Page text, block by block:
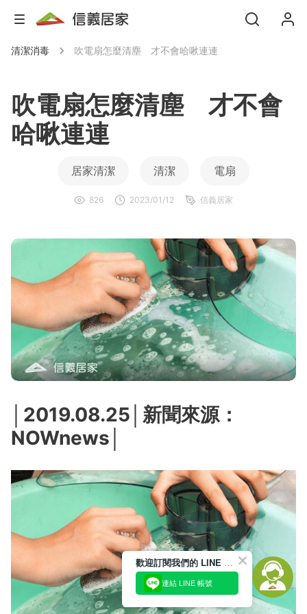
清潔消毒 吹電扇怎麼清塵 才不會哈啾連連
吹電扇怎麼清塵 才不會
哈啾連連
居家清潔 清潔 電扇
826 2023/01/12 信義居家
│2019.08.25│新聞來源：
NOWnews│
歡迎訂閱我們的 LINE 官方帳號
連結 LINE 帳號